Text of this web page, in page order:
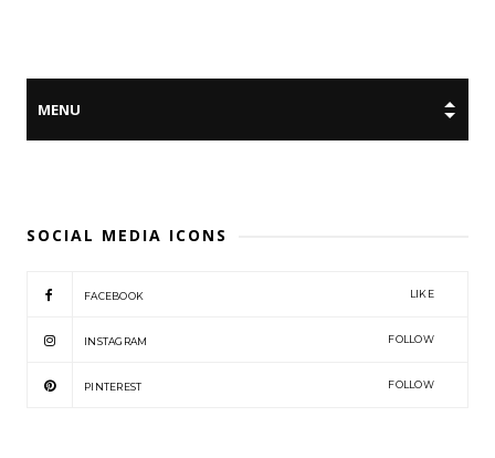
SOCIAL MEDIA ICONS
FACEBOOK LIKE
INSTAGRAM FOLLOW
PINTEREST FOLLOW